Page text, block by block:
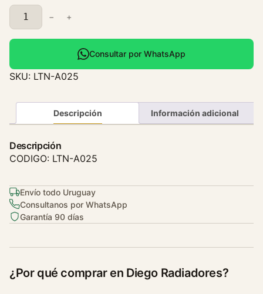
P
i
p
T
e
o
t
a
o
V
o
k
w
− +
Consultar por WhatsApp
SKU: LTN-A025
Descripción Información adicional
Descripción
CODIGO: LTN-A025
Envío todo Uruguay
Consultanos por WhatsApp
Garantía 90 días
¿Por qué comprar en Diego Radiadores?